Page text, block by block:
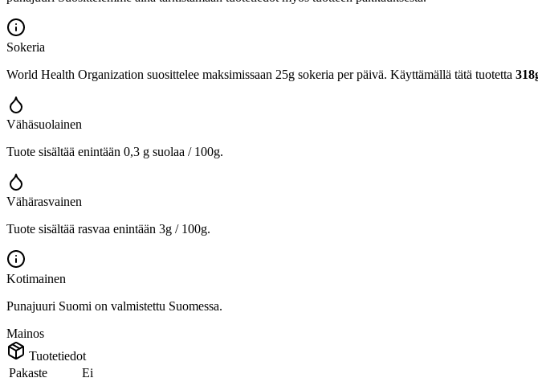
Sokeria
World Health Organization suosittelee maksimissaan 25g sokeria per päivä. Käyttämällä tätä tuotetta
Vähäsuolainen
Tuote sisältää enintään 0,3 g suolaa / 100g.
Vähärasvainen
Tuote sisältää rasvaa enintään 3g / 100g.
Kotimainen
Punajuuri Suomi on valmistettu Suomessa.
Mainos
Tuotetiedot
Pakaste
Ei